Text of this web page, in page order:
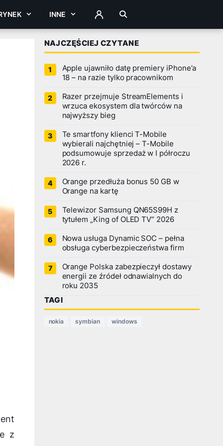
INNE ZALOGUJ
z
NAJCZĘŚCIEJ CZYTANE
Apple ujawniło datę premiery iPhone’a
18 – na razie tylko pracownikom
Razer przejmuje StreamElements i
wrzuca ekosystem dla twórców na
najwyższy bieg
Te smartfony klienci T-Mobile
wybierali najchętniej – T-Mobile
podsumowuje sprzedaż w I półroczu
2026 r.
Orange przedłuża bonus 50 GB w
Orange na kartę
Telewizor Samsung QN65S99H z
tytułem „King of OLED TV” 2026
Nowa usługa Dynamic SOC – pełna
obsługa cyberbezpieczeństwa firm
Orange Polska zabezpieczył dostawy
energii ze źródeł odnawialnych do
roku 2035
TAGI
nokia symbian windows